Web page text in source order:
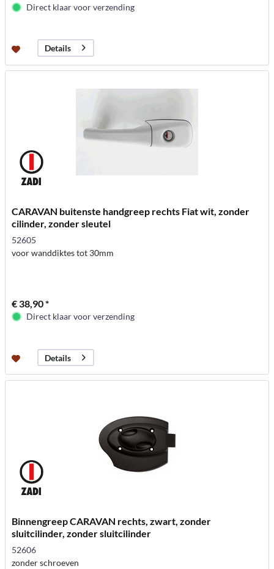
Direct klaar voor verzending
Details
CARAVAN buitenste handgreep rechts Fiat wit, zonder
cilinder, zonder sleutel
52605
voor wanddiktes tot 30mm
€ 38,90 *
Direct klaar voor verzending
Details
Binnengreep CARAVAN rechts, zwart, zonder
sluitcilinder, zonder sluitcilinder
52606
zonder schroeven